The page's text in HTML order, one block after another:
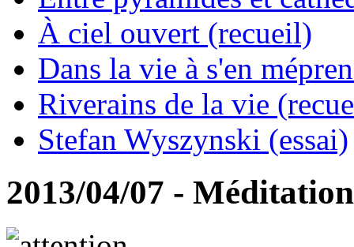
À ciel ouvert (recueil)
Dans la vie à s'en
Riverains de la vie
Stefan Wyszynski (essai)
2013/04/07 -